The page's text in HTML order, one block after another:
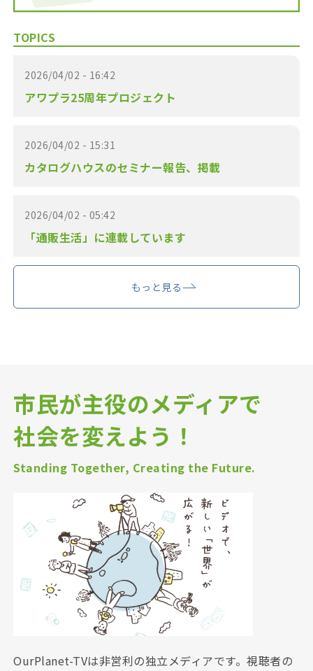
TOPICS
2026/04/02 - 16:42
アワプラ25周年プロジェクト
2026/04/02 - 15:31
カタログハウスのセミナー報告、掲載
2026/04/02 - 05:42
「通販生活」に連載しています
もっと見る
市民が主役のメディアで
社会を変えよう！
Standing Together, Creating the Future.
OurPlanet-TVは非営利の独立メディアです。視聴者の